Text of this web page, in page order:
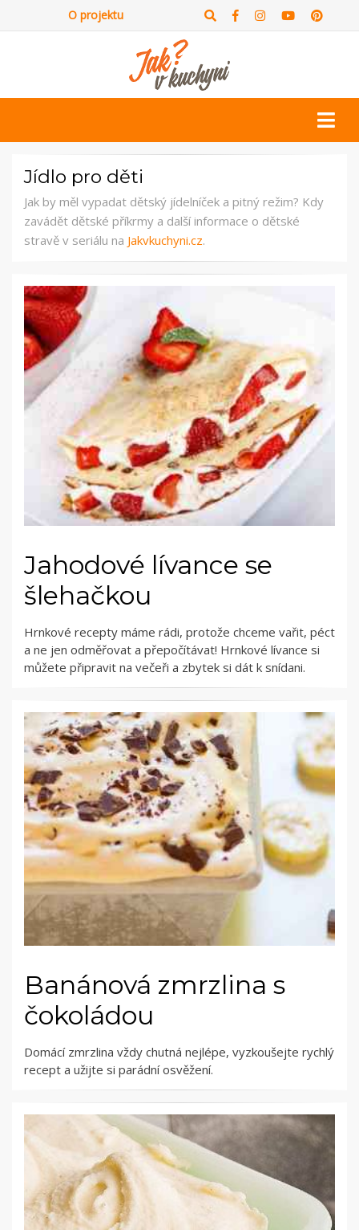
O projektu
Jídlo pro děti
Jak by měl vypadat dětský jídelníček a pitný režim? Kdy
zavádět dětské příkrmy a další informace o dětské
stravě v seriálu na Jakvkuchyni.cz.
Jahodové lívance se
šlehačkou
Hrnkové recepty máme rádi, protože chceme vařit, péct
a ne jen odměřovat a přepočítávat! Hrnkové lívance si
můžete připravit na večeři a zbytek si dát k snídani.
Banánová zmrzlina s
čokoládou
Domácí zmrzlina vždy chutná nejlépe, vyzkoušejte rychlý
recept a užijte si parádní osvěžení.